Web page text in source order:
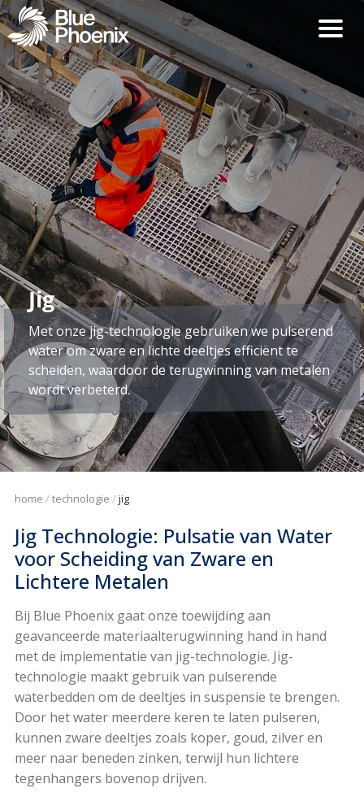
Jig
Met onze jig-technologie gebruiken we pulserend
water om zware en lichte deeltjes efficiënt te
scheiden, waardoor de terugwinning van metalen
wordt verbeterd.
home technologie jig
Jig Technologie: Pulsatie van Water
voor Scheiding van Zware en
Lichtere Metalen
Bij Blue Phoenix gaat onze toewijding aan
geavanceerde materiaalterugwinning hand in hand
met de implementatie van jig-technologie. Jig-
technologie maakt gebruik van pulserende
waterbedden om de deeltjes in suspensie te brengen.
Door het water meerdere keren te laten pulseren,
kunnen zware deeltjes zoals koper, goud, zilver en
meer naar beneden zinken, terwijl hun lichtere
tegenhangers bovenop drijven.